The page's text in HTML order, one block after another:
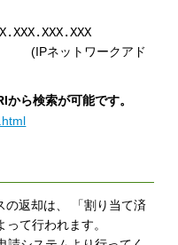
クアド
ら検索が可能です。
返却は、 「割り当て済
て行われます。